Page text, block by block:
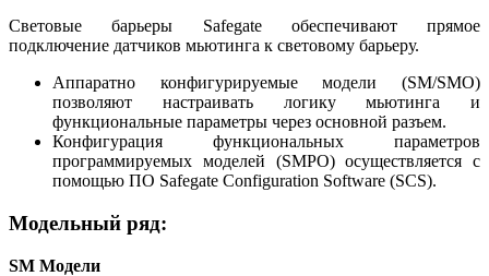
Световые барьеры Safegate обеспечивают прямое
подключение датчиков мьютинга к световому барьеру.
Аппаратно конфигурируемые модели (SM/SMO)
позволяют настраивать логику мьютинга и
функциональные параметры через основной разъем.
Конфигурация функциональных параметров
программируемых моделей (SMPO) осуществляется с
помощью ПО Safegate Configuration Software (SCS).
Модельный ряд:
SM Модели